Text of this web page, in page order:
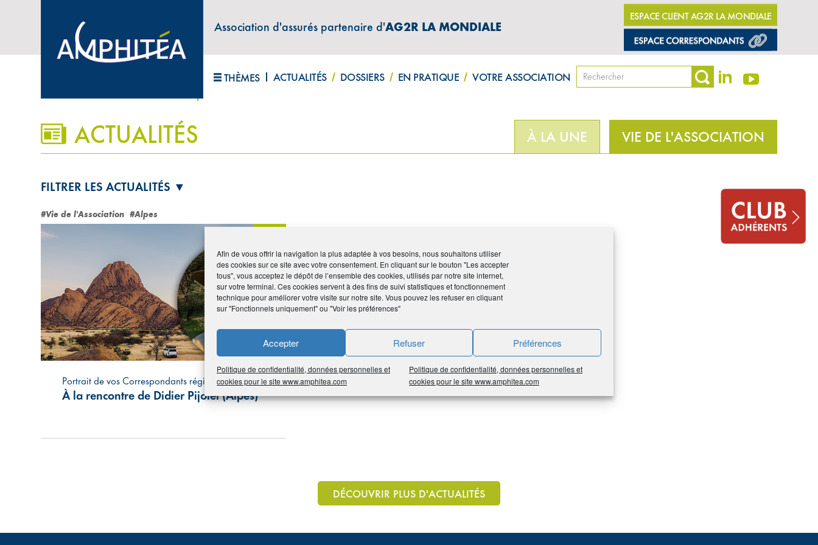
Afin de vous offrir la navigation la plus adaptée à vos besoins, nous souhaitons utiliser
des cookies sur ce site avec votre consentement. En cliquant sur le bouton "Les accepter
tous", vous acceptez le dépôt de l’ensemble des cookies, utilisés par notre site internet,
sur votre terminal. Ces cookies servent à des fins de suivi statistiques et fonctionnement
technique pour améliorer votre visite sur notre site. Vous pouvez les refuser en cliquant
sur "Fonctionnels uniquement" ou "Voir les préférences"
Accepter Refuser Préférences
Politique de confidentialité, données personnelles et
cookies pour le site www.amphitea.com
Politique de confidentialité, données personnelles et
cookies pour le site www.amphitea.com
Association d'assurés partenaire d'AG2R LA MONDIALE
ESPACE CLIENT AG2R LA MONDIALE
THÈMES ACTUALITÉS DOSSIERS EN PRATIQUE VOTRE ASSOCIATION
ABONNEZ-VOUS À LA LETTRE D'INFORMATIONS "AMPHITÉA INFOS"
ACTUALITÉS À LA UNE VIE DE L'ASSOCIATION
FILTRER LES ACTUALITÉS ▼
#Vie de l'Association #Alpes
Portrait de vos Correspondants régionaux
À la rencontre de Didier Pijolet (Alpes)
DÉCOUVRIR PLUS D'ACTUALITÉS